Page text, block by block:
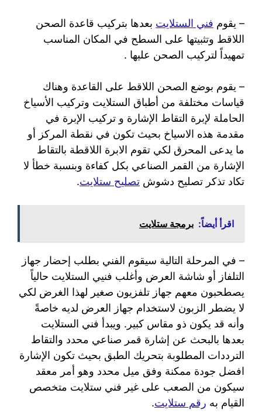
– يقوم فني الستلايت بعدها بتركيب قاعدة الصحن
اللاقط وتثبيتها على السطح في المكان المناسب
تمهيداً لتركيب الصحن عليها .
– يقوم بوضع الصحن اللاقط على القاعدة وهناك
قياسات مختلفة من أطباق الستلايت وتركيب الأسياخ
الحاملة لإبرة التقاط الإشارة و تركيب الإبرة في
مقدمة هذه الاسياخ بحيث تكون في نقطة المركز أو
ما يدعى المحرق لكي تقوم الابرة اللاقطة بالتقاط
الإشارة من القمر الصناعي بكل كفاءة وبنسبة خطأ لا
تكاد تذكر تصليح دشوش تصليح ستلايت.
اقرأ أيضاً: برمجة ستلايت
– في المرحلة التالية سيقوم الفني بطلب إحضار جهاز
التلفاز أو شاشة العرض وأغلب فنيي الستلايت حالياً
يصطحبون معهم جهاز تلفزيون صغير لهذا الغرض لكي
لا يضطر الزبون لاستخدام جهاز العرض لديه خاصةً
وأنه قد يكون ذو مقاس كبير. ويبدأ فني الستلايت
بعدها بالبحث عن إشارة قمر صناعي محدد والتقاط
الترددات المطلوبة بتحريك الطبق بحيث تكون الإشارة
افضل جودة ممكنة وفق ميل محدد وهو أمر معقد
سيكون من الصعب على غير فني ستلايت متخصص
القيام به رقم ستلايت.